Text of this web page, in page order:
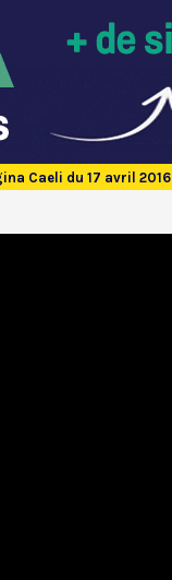
Caeli du 17 avril 2016